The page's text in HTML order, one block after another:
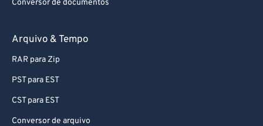
Conversor de documentos
Arquivo & Tempo
RAR para Zip
PST para EST
CST para EST
Conversor de arquivo